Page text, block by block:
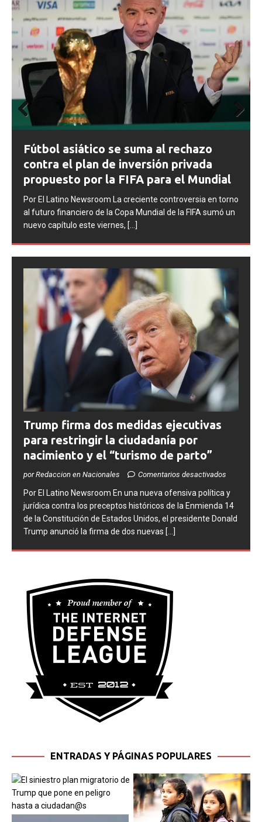
FIFA abre expedientes disciplinarios
contra Argentina tras los incidentes en
la final del Mundial 2026
Por El Latino Newsroom La FIFA inició una serie de
procesos disciplinarios contra la Asociación del Fútbol
Argentino (AFA), cuatro integrantes de la selección
argentina
Prev
Trump firma dos medidas ejecutivas
para restringir la ciudadanía por
nacimiento y el “turismo de parto”
por Redaccion en Nacionales Comentarios desactivados
​Por El Latino Newsroom ​En una nueva ofensiva política y
jurídica contra los preceptos históricos de la Enmienda 14
de la Constitución de Estados Unidos, el presidente Donald
Trump anunció la firma de dos nuevas [...]
ENTRADAS Y PÁGINAS POPULARES